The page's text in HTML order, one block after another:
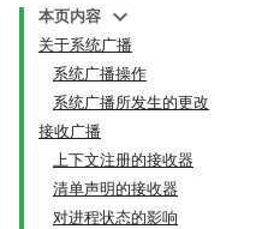
本页内容
关于系统广播
系统广播操作
系统广播所发生的更改
接收广播
上下文注册的接收器
清单声明的接收器
对进程状态的影响